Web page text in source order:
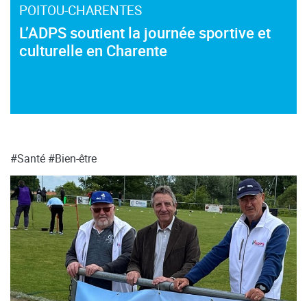
POITOU-CHARENTES
L’ADPS soutient la journée sportive et
culturelle en Charente
#Santé #Bien-être